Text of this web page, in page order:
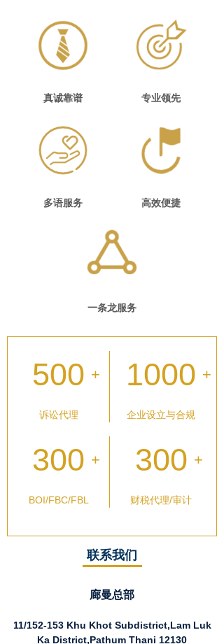
真诚靠谱 专业领先
多语服务 高效便捷
一条龙服务
500 +
诉讼代理
1000 +
企业设立与合规
300 +
BOI/FBC/FBL
300 +
财税代理/审计
联系我们
廊曼总部
11/152-153 Khu Khot Subdistrict,Lam Luk
Ka District,Pathum Thani 12130